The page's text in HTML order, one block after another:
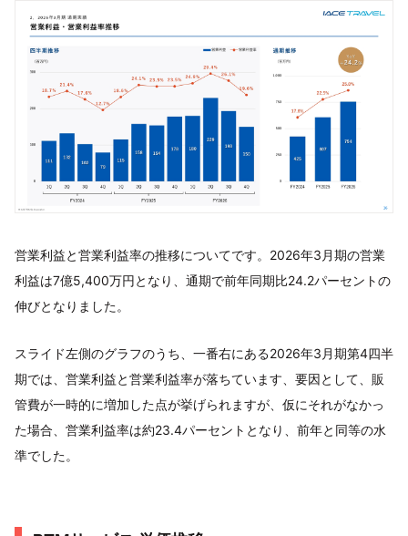
営業利益と営業利益率の推移についてです。2026年3月期の営業
利益は7億5,400万円となり、通期で前年同期比24.2パーセントの
伸びとなりました。
スライド左側のグラフのうち、一番右にある2026年3月期第4四半
期では、営業利益と営業利益率が落ちています、要因として、販
管費が一時的に増加した点が挙げられますが、仮にそれがなかっ
た場合、営業利益率は約23.4パーセントとなり、前年と同等の水
準でした。